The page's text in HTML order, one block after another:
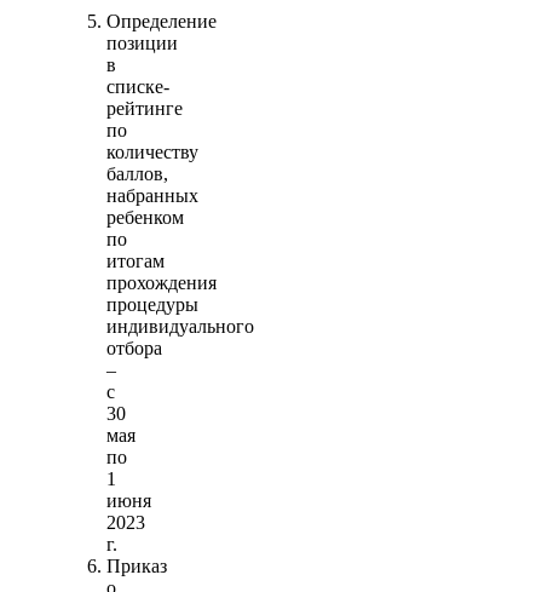
Определение
позиции
в
списке-
рейтинге
по
количеству
баллов,
набранных
ребенком
по
итогам
прохождения
процедуры
индивидуального
отбора
–
с
30
мая
по
1
июня
2023
г.
Приказ